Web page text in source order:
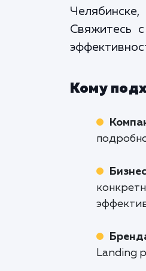
Свяжитесь
Кому
Landing